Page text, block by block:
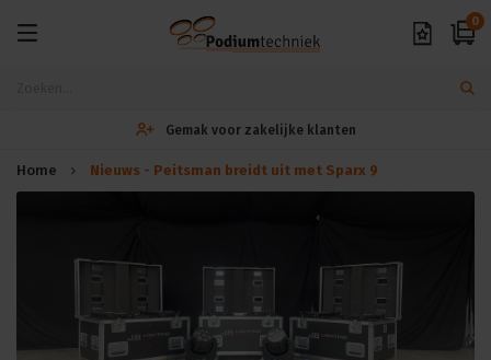
0
Gemak voor zakelijke klanten
Home Nieuws - Peitsman breidt uit met Sparx 9